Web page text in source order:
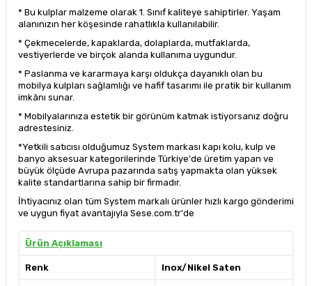
* Bu kulplar malzeme olarak 1. Sınıf kaliteye sahiptirler. Yaşam
alanınızın her köşesinde rahatlıkla kullanılabilir.
* Çekmecelerde, kapaklarda, dolaplarda, mutfaklarda,
vestiyerlerde ve birçok alanda kullanıma uygundur.
* Paslanma ve kararmaya karşı oldukça dayanıklı olan bu
mobilya kulpları sağlamlığı ve hafif tasarımı ile pratik bir kullanım
imkânı sunar.
* Mobilyalarınıza estetik bir görünüm katmak istiyorsanız doğru
adrestesiniz.
*Yetkili satıcısı olduğumuz System markası kapı kolu, kulp ve
banyo aksesuar kategorilerinde Türkiye'de üretim yapan ve
büyük ölçüde Avrupa pazarında satış yapmakta olan yüksek
kalite standartlarına sahip bir firmadır.
İhtiyacınız olan tüm System markalı ürünler hızlı kargo gönderimi
ve uygun fiyat avantajıyla Sese.com.tr'de
Ürün Açıklaması
Renk Inox/Nikel Saten